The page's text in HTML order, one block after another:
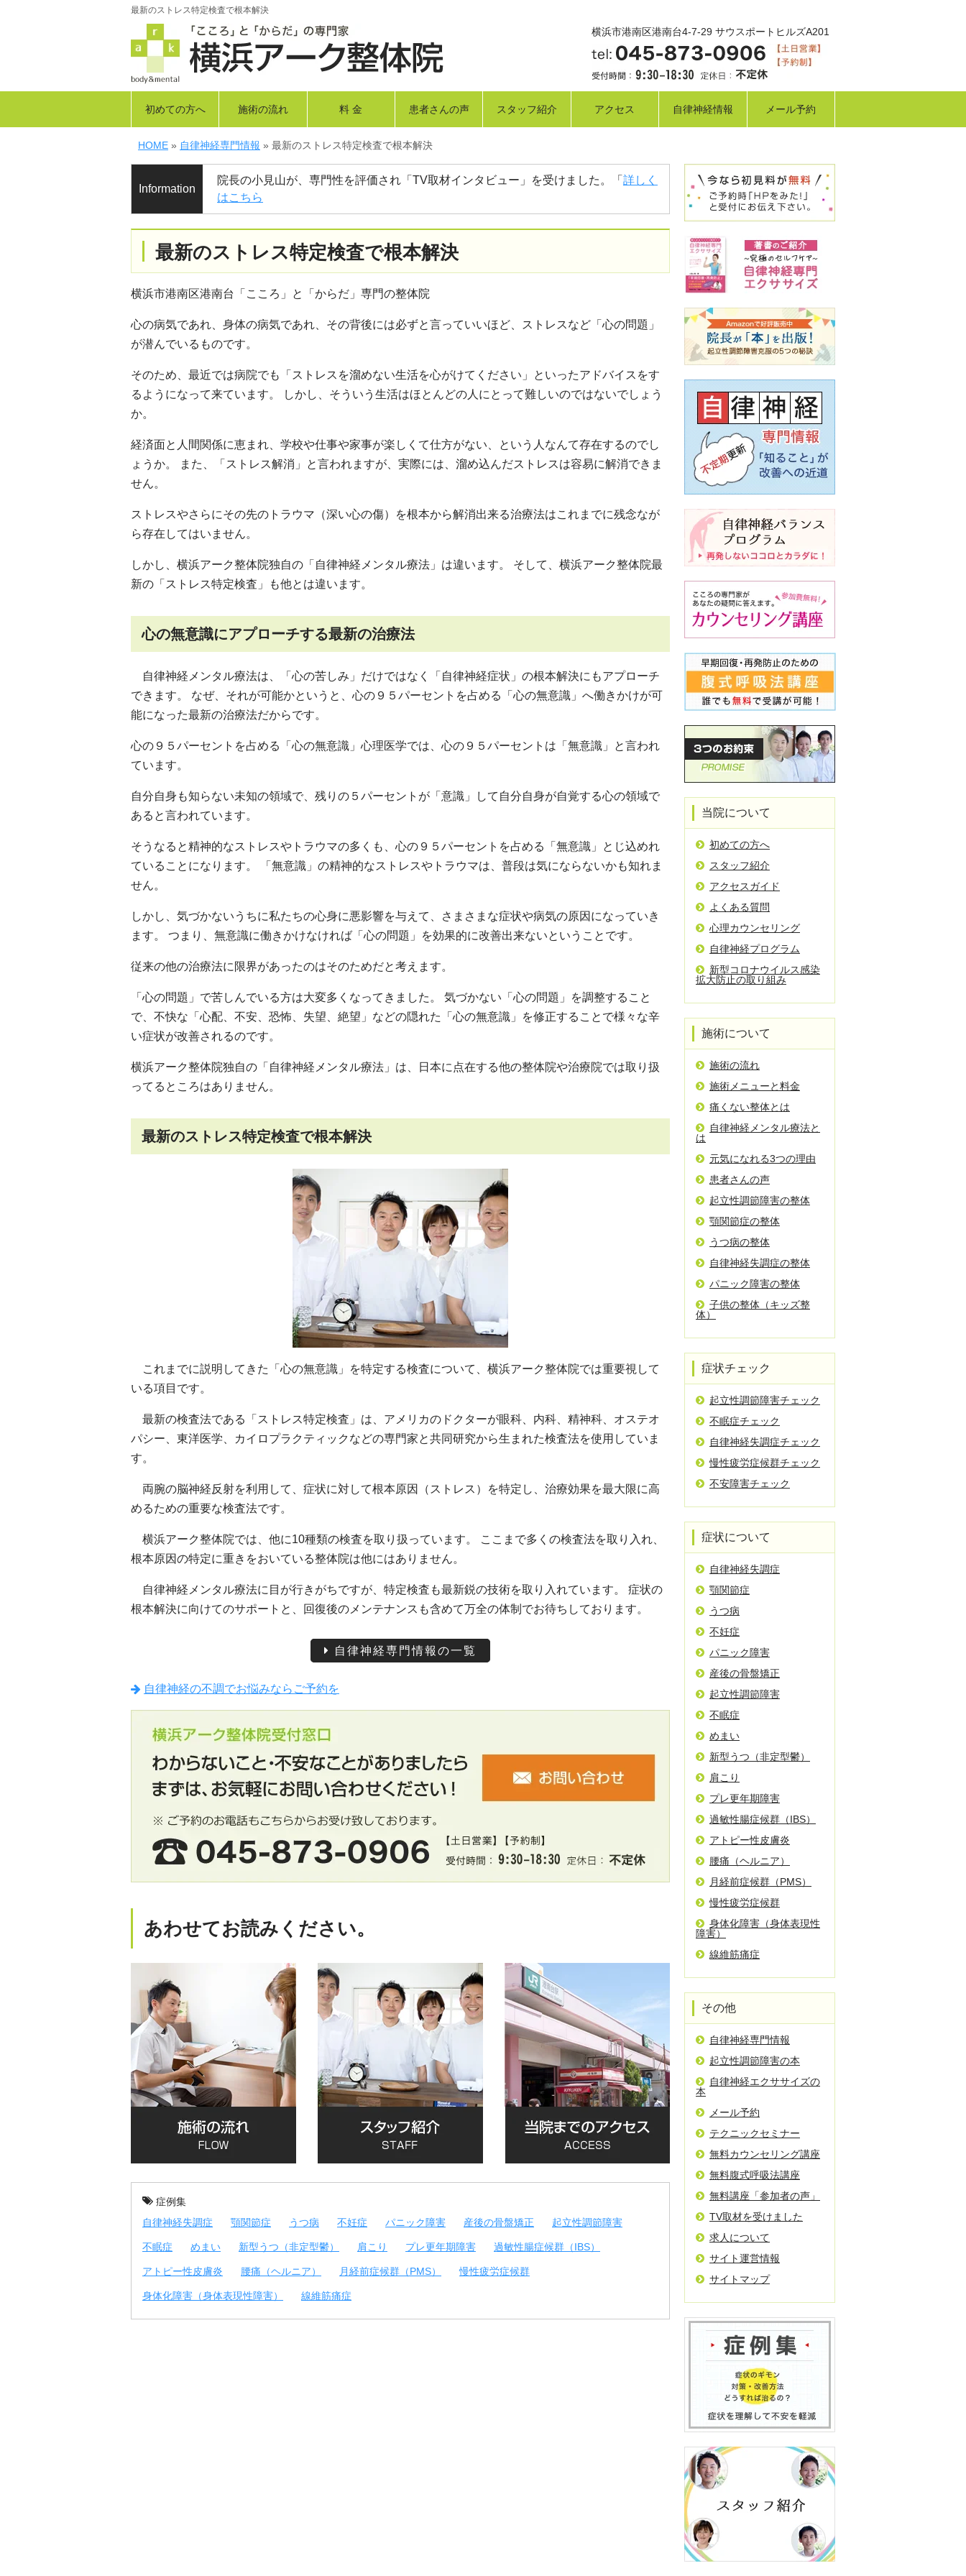
最新のストレス特定検査で根本解決
横浜市港南区港南台4-7-29 サウスポートヒルズA201
初めての方へ 施術の流れ 料 金 患者さんの声 スタッフ紹介 アクセス 自律神経情報 メール予約
HOME » 自律神経専門情報 » 最新のストレス特定検査で根本解決
Information
院長の小見山が、専門性を評価され「TV取材インタビュー」を受けました。「 詳しく
はこちら
最新のストレス特定検査で根本解決
横浜市港南区港南台「こころ」と「からだ」専門の整体院
心の病気であれ、身体の病気であれ、その背後には必ずと言っていいほど、ストレスなど「心の問題」
が潜んでいるものです。
そのため、最近では病院でも「ストレスを溜めない生活を心がけてください」といったアドバイスをす
るようになって来ています。 しかし、そういう生活はほとんどの人にとって難しいのではないでしょう
か。
経済面と人間関係に恵まれ、学校や仕事や家事が楽しくて仕方がない、という人なんて存在するのでし
ょうか。 また、「ストレス解消」と言われますが、実際には、溜め込んだストレスは容易に解消できま
せん。
ストレスやさらにその先のトラウマ（深い心の傷）を根本から解消出来る治療法はこれまでに残念なが
ら存在してはいません。
しかし、横浜アーク整体院独自の「自律神経メンタル療法」は違います。 そして、横浜アーク整体院最
新の「ストレス特定検査」も他とは違います。
心の無意識にアプローチする最新の治療法
自律神経メンタル療法は、「心の苦しみ」だけではなく「自律神経症状」の根本解決にもアプローチ
できます。 なぜ、それが可能かというと、心の９５パーセントを占める「心の無意識」へ働きかけが可
能になった最新の治療法だからです。
心の９５パーセントを占める「心の無意識」心理医学では、心の９５パーセントは「無意識」と言われ
ています。
自分自身も知らない未知の領域で、残りの５パーセントが「意識」して自分自身が自覚する心の領域で
あると言われています。
そうなると精神的なストレスやトラウマの多くも、心の９５パーセントを占める「無意識」とじ込めれ
ていることになります。 「無意識」の精神的なストレスやトラウマは、普段は気にならないかも知れま
せん。
しかし、気づかないうちに私たちの心身に悪影響を与えて、さまさまな症状や病気の原因になっていき
ます。 つまり、無意識に働きかけなければ「心の問題」を効果的に改善出来ないということです。
従来の他の治療法に限界があったのはそのためだと考えます。
「心の問題」で苦しんでいる方は大変多くなってきました。 気づかない「心の問題」を調整すること
で、不快な「心配、不安、恐怖、失望、絶望」などの隠れた「心の無意識」を修正することで様々な辛
い症状が改善されるのです。
横浜アーク整体院独自の「自律神経メンタル療法」は、日本に点在する他の整体院や治療院では取り扱
ってるところはありません。
最新のストレス特定検査で根本解決
これまでに説明してきた「心の無意識」を特定する検査について、横浜アーク整体院では重要視して
いる項目です。
最新の検査法である「ストレス特定検査」は、アメリカのドクターが眼科、内科、精神科、オステオ
パシー、東洋医学、カイロプラクティックなどの専門家と共同研究から生まれた検査法を使用していま
す。
両腕の脳神経反射を利用して、症状に対して根本原因（ストレス）を特定し、治療効果を最大限に高
めるための重要な検査法です。
横浜アーク整体院では、他に10種類の検査を取り扱っています。 ここまで多くの検査法を取り入れ、
根本原因の特定に重きをおいている整体院は他にはありません。
自律神経メンタル療法に目が行きがちですが、特定検査も最新鋭の技術を取り入れています。 症状の
根本解決に向けてのサポートと、回復後のメンテナンスも含めて万全の体制でお待ちしております。
自律神経専門情報の一覧
自律神経の不調でお悩みならご予約を
あわせてお読みください。
症例集
自律神経失調症
顎関節症 うつ病 不妊症 パニック障害 産後の骨盤矯正 起立性調節障害
不眠症 めまい 新型うつ（非定型鬱） 肩こり プレ更年期障害 過敏性腸症候群（IBS）
アトピー性皮膚炎 腰痛（ヘルニア） 月経前症候群（PMS） 慢性疲労症候群
身体化障害（身体表現性障害） 線維筋痛症
当院について
初めての方へ
スタッフ紹介
アクセスガイド
よくある質問
心理カウンセリング
自律神経プログラム
新型コロナウイルス感染
拡大防止の取り組み
施術について
施術の流れ
施術メニューと料金
痛くない整体とは
自律神経メンタル療法と
は
元気になれる3つの理由
患者さんの声
起立性調節障害の整体
顎関節症の整体
うつ病の整体
自律神経失調症の整体
パニック障害の整体
子供の整体（キッズ整
体）
症状チェック
起立性調節障害チェック
不眠症チェック
自律神経失調症チェック
慢性疲労症候群チェック
不安障害チェック
症状について
自律神経失調症
顎関節症
うつ病
不妊症
パニック障害
産後の骨盤矯正
起立性調節障害
不眠症
めまい
新型うつ（非定型鬱）
肩こり
プレ更年期障害
過敏性腸症候群（IBS）
アトピー性皮膚炎
腰痛（ヘルニア）
月経前症候群（PMS）
慢性疲労症候群
身体化障害（身体表現性
障害）
線維筋痛症
その他
自律神経専門情報
起立性調節障害の本
自律神経エクササイズの
本
メール予約
テクニックセミナー
無料カウンセリング講座
無料腹式呼吸法講座
無料講座「参加者の声」
TV取材を受けました
求人について
サイト運営情報
サイトマップ